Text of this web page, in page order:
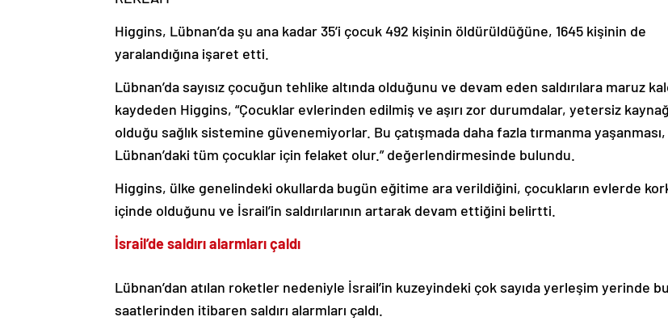
Higgins, Lübnan’da şu ana kadar 35’i çocuk 492 kişinin öldürüldüğüne, 1645 kişinin de
yaralandığına işaret etti.
Lübnan’da sayısız çocuğun tehlike altında olduğunu ve devam eden saldırılara maruz
kaydeden Higgins, “Çocuklar evlerinden edilmiş ve aşırı zor durumdalar, yetersiz
olduğu sağlık sistemine güvenemiyorlar. Bu çatışmada daha fazla tırmanma yaşanması,
Lübnan’daki tüm çocuklar için felaket olur.” değerlendirmesinde bulundu.
Higgins, ülke genelindeki okullarda bugün eğitime ara verildiğini, çocukların evlerde
içinde olduğunu ve İsrail’in saldırılarının artarak devam ettiğini belirtti.
İsrail’de saldırı alarmları çaldı
Lübnan’dan atılan roketler nedeniyle İsrail’in kuzeyindeki çok sayıda yerleşim yerinde
saatlerinden itibaren saldırı alarmları çaldı.